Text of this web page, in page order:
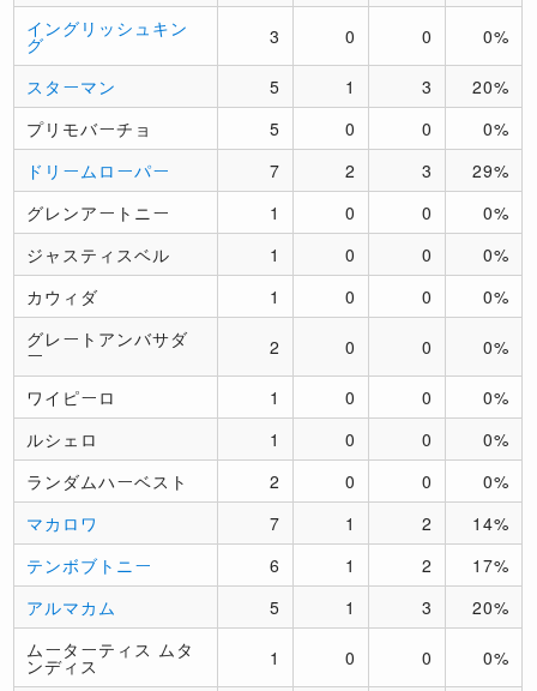
イングリッシュキン
グ 3 0 0 0%
スターマン 5 1 3
20%
プリモバーチョ
5 0 0
0%
ドリームローパー
7 2 3
29%
グレンアートニー
1 0 0
0%
ジャスティスベル
1 0 0
0%
カウィダ
1 0 0
0%
グレートアンバサダ
ー 2 0 0 0%
ワイピーロ 1 0 0
0%
ルシェロ
1 0 0
0%
ランダムハーベスト
2 0 0
0%
マカロワ
7 1 2
14%
テンボブトニー
6 1 2
17%
アルマカム
5 1 3
20%
ムーターティス ムタ
ンディス 1 0 0 0%